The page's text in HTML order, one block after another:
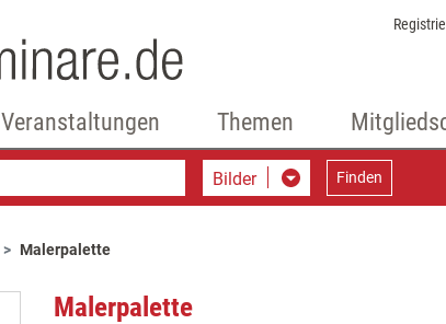
Veranstaltungen Themen
Bilder Finden
Malerpalette
Malerpalette